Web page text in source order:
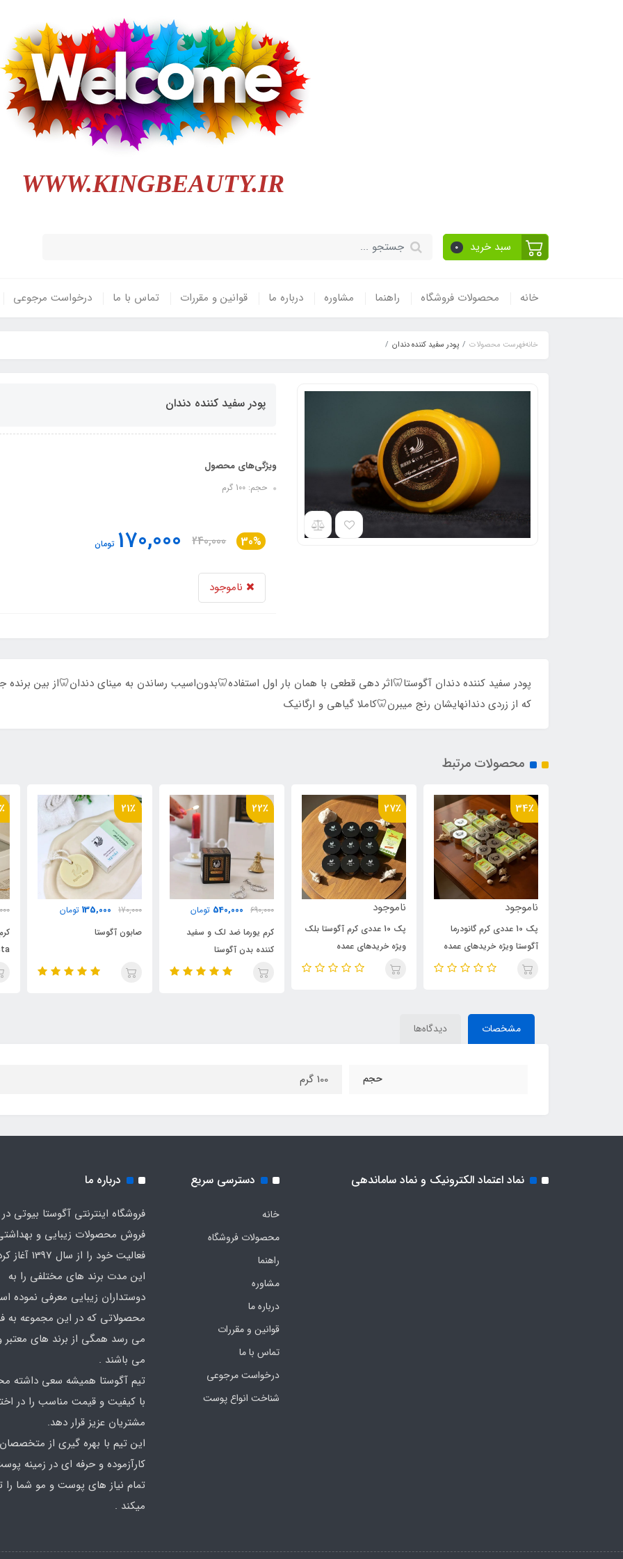
سبد خرید 0
خانه محصولات فروشگاه راهنما مشاوره درباره ما قوانین و مقررات تماس با ما درخواست مرجوعی
خانهفهرست محصولات پودر سفید کننده دندان
پودر سفید کننده دندان
ویژگی‌های محصول
حجم: 100 گرم
30%
240,000
170,000 تومان
ناموجود
پودر سفید کننده دندان آگوستا🦷اثر دهی قطعی با همان بار اول استفاده🦷بدون‌اسیب رساندن به مینای دندان🦷از بین برنده
که از زردی دندانهایشان رنج میبرن🦷کاملا گیاهی و ارگانیک
محصولات مرتبط
27٪
ناموجود
پک 10 عددی کرم آگوستا بلک
ویژه خریدهای عمده
22٪
690,000
کرم یورما ضد لک و سفید
کننده بدن آگوستا
21٪
170,000
135,000
صابون آگوستا
27٪
570,000
420,000
مشخصات دیدگاه‌ها
حجم 100 گرم
نماد اعتماد الکترونیک و نماد ساماندهی دسترسی سریع
خانه
محصولات فروشگاه
راهنما
مشاوره
درباره ما
قوانین و مقررات
تماس با ما
درخواست مرجوعی
شناخت انواع پوست
درباره ما
فروشگاه اینترنتی آگوستا بیوتی در
فروش محصولات زیبایی و
فعالیت خود را از
این مدت برند های مختلفی را به
دوستداران زیبایی معرفی نموده
محصولاتی که در این مجموعه به
می رسد همگی از برند های معتبر
می باشند .
تیم آگوستا همیشه سعی داشته
با کیفیت و قیمت مناسب را در
مشتریان عزیز قرار دهد.
این تیم با بهره گیری از متخصصان
کارآزموده و حرفه ای در زمینه
تمام نیاز های پوست و مو شما را
میکند .